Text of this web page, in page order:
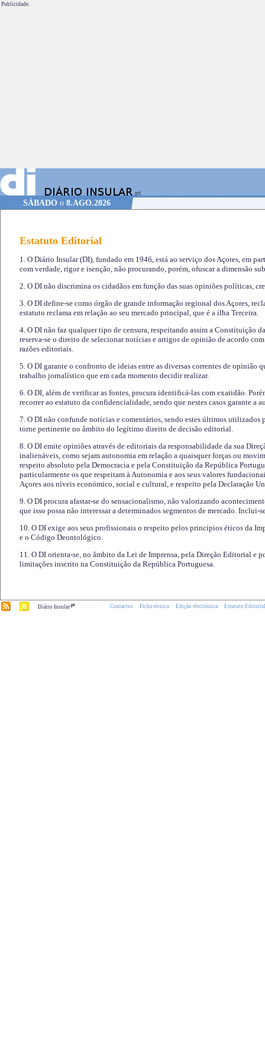
Publicidade.
SÁBADOo 8.AGO.2026
Estatuto Editorial
1. O Diário Insular (DI), fundado em 1946, está ao serviço dos Açores, em
com verdade, rigor e isenção, não procurando, porém, ofuscar a dimensão
2. O DI não discrimina os cidadãos em função das suas opiniões políticas,
3. O DI define-se como órgão de grande informação regional dos Açores,
estatuto reclama em relação ao seu mercado principal, que é a ilha Terceira.
4. O DI não faz qualquer tipo de censura, respeitando assim a Constituição
reserva-se o direito de selecionar notícias e artigos de opinião de acordo
razões editoriais.
5. O DI garante o confronto de ideias entre as diversas correntes de opinião
trabalho jornalístico que em cada momento decidir realizar.
6. O DI, além de verificar as fontes, procura identificá-las com exatidão.
recorrer ao estatuto da confidencialidade, sendo que nestes casos garante a
7. O DI não confunde notícias e comentários, sendo estes últimos utilizados
torne pertinente no âmbito do legítimo direito de decisão editorial.
8. O DI emite opiniões através de editoriais da responsabilidade da sua
inalienáveis, como sejam autonomia em relação a quaisquer forças ou
respeito absoluto pela Democracia e pela Constituição da República
particularmente os que respeitam à Autonomia e aos seus valores
Açores aos níveis económico, social e cultural, e respeito pela Declaração
9. O DI procura afastar-se do sensacionalismo, não valorizando
que isso possa não interessar a determinados segmentos de mercado.
10. O DI exige aos seus profissionais o respeito pelos princípios éticos da
e o Código Deontológico.
11. O DI orienta-se, no âmbito da Lei de Imprensa, pela Direção Editorial e
limitações inscrito na Constituição da República Portuguesa.
Diário Insular.pt Contactos Ficha técnica Edição electrónica Estatuto Editorial